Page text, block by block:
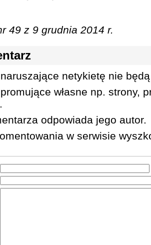
49 z 9 grudnia 2014 r.
netykietę nie
własne np. strony,
odpowiada jego autor.
w serwisie